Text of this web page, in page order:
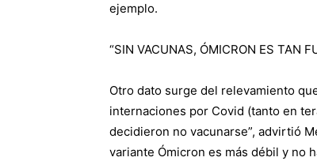
ejemplo.
“SIN VACUNAS, ÓMICRON ES TAN
Otro dato surge del relevamiento
internaciones por Covid (tanto en
decidieron no vacunarse”, advirtió
variante Ómicron es más débil y no